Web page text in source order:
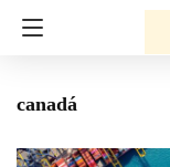
canadá